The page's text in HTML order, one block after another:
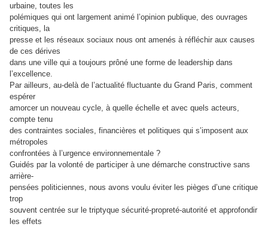
urbaine, toutes les
polémiques qui ont largement animé l’opinion publique, des ouvrages
critiques, la
presse et les réseaux sociaux nous ont amenés à réfléchir aux causes
de ces dérives
dans une ville qui a toujours prôné une forme de leadership dans
l’excellence.
Par ailleurs, au-delà de l’actualité fluctuante du Grand Paris, comment
espérer
amorcer un nouveau cycle, à quelle échelle et avec quels acteurs,
compte tenu
des contraintes sociales, financières et politiques qui s’imposent aux
métropoles
confrontées à l’urgence environnementale ?
Guidés par la volonté de participer à une démarche constructive sans
arrière-
pensées politiciennes, nous avons voulu éviter les pièges d’une critique
trop
souvent centrée sur le triptyque sécurité-propreté-autorité et approfondir
les effets